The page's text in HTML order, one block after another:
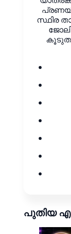
സ്ഥിര
പുതിയ